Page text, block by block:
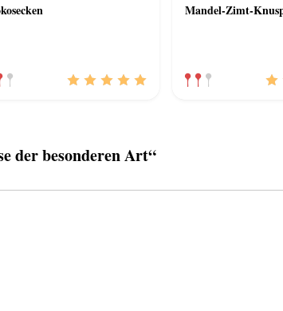
Mandel-Zimt-
der besonderen Art“